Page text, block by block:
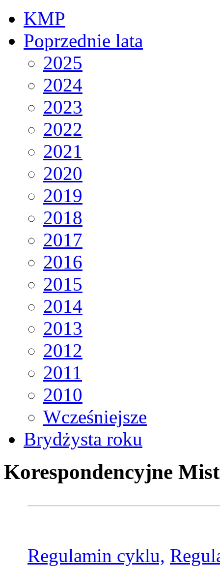
KMP
Poprzednie lata
2025
2024
2023
2022
2021
2020
2019
2018
2017
2016
2015
2014
2013
2012
2011
2010
Wcześniejsze
Brydżysta roku
Korespondencyjne
Regulamin cyklu,